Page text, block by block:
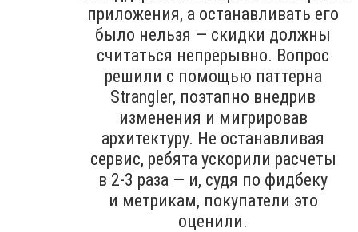
приложения, а останавливать его
было нельзя — скидки должны
считаться непрерывно. Вопрос
решили с помощью паттерна
Strangler, поэтапно внедрив
изменения и мигрировав
архитектуру. Не останавливая
сервис, ребята ускорили расчеты
в 2‑3 раза — и, судя по фидбеку
и метрикам, покупатели это
оценили.